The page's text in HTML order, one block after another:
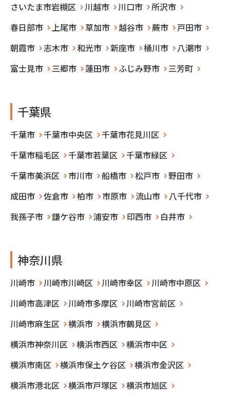
さいたま市岩槻区
川越市 川口市
所沢市
春日部市
上尾市 草加市 越谷市 蕨市
戸田市
朝霞市
志木市 和光市 新座市 桶川市
八潮市
富士見市
三郷市 蓮田市 ふじみ野市 三芳町
千葉県
千葉市 千葉市中央区
千葉市花見川区
千葉市稲毛区
千葉市若葉区
千葉市緑区
千葉市美浜区
市川市 船橋市 松戸市
野田市
成田市
佐倉市 柏市 市原市 流山市
八千代市
我孫子市
鎌ケ谷市 浦安市 印西市 白井市
神奈川県
川崎市 川崎市川崎区 川崎市幸区
川崎市中原区
川崎市高津区
川崎市多摩区
川崎市宮前区
川崎市麻生区
横浜市
横浜市鶴見区
横浜市神奈川区
横浜市西区
横浜市中区
横浜市南区
横浜市保土ケ谷区
横浜市金沢区
横浜市港北区
横浜市戸塚区
横浜市旭区